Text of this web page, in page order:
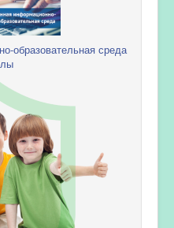
образовательная среда